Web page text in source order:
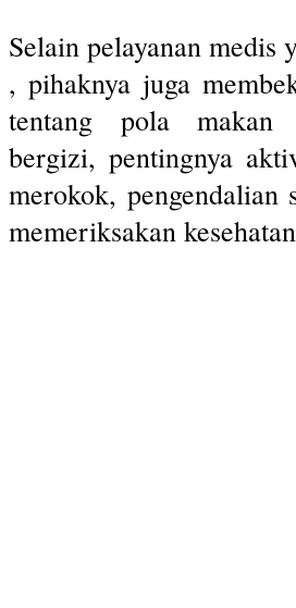
Selain pelayanan medis
, pihaknya juga
tentang pola makan
bergizi, pentingnya
merokok, pengendalian
memeriksakan